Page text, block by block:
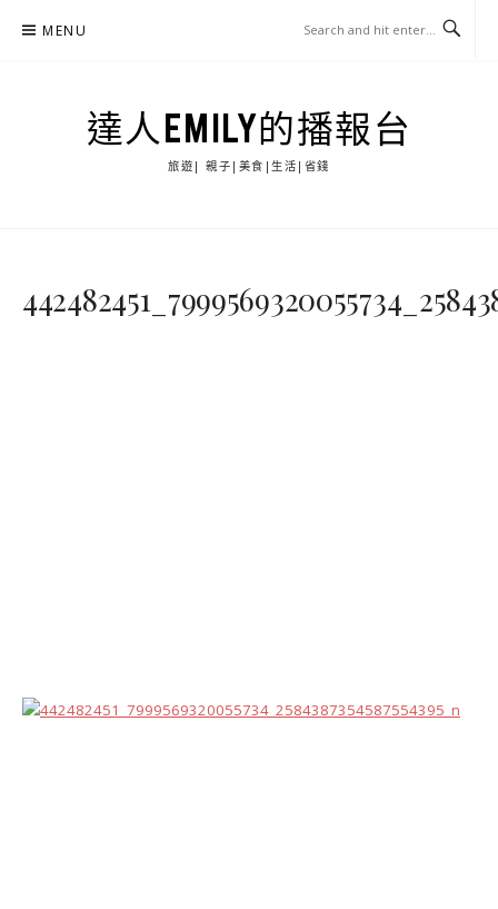
MENU
達人EMILY的播報台
旅遊| 親子|美食|生活|省錢